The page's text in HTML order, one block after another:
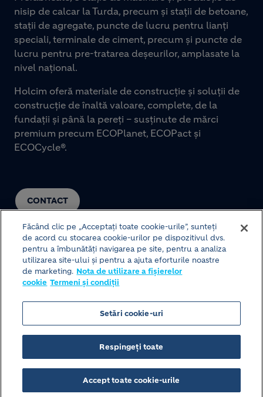
CONTACT
nisip de calcar la Turda, precum și stații de betoane,
stații de agregate, puncte de lucru pentru lianți
speciali, terminale de ciment, precum și puncte de
lucru pentru pre-tratarea deșeurilor, amplasate la
nivel național.
Holcim oferă materiale de construcție și soluții de
construcție de înaltă valoare, complete, de la
fundații și până la pereți – susținute de mărci
premium precum ECOPlanet, ECOPact și
ECOCycle®.
© HOLCIM 2026
Termeni și condiții
Politica de protecție a datelor
Nota de utilizare a fișierelor cookie
Făcând clic pe „Acceptați toate cookie-urile”, sunteți
de acord cu stocarea cookie-urilor pe dispozitivul dvs.
pentru a îmbunătăți navigarea pe site, pentru a analiza
utilizarea site-ului și pentru a ajuta eforturile noastre
de marketing. Nota de utilizare a fișierelor
cookie Termeni și condiții
Setări cookie-uri
Respingeți toate
Accept toate cookie-urile